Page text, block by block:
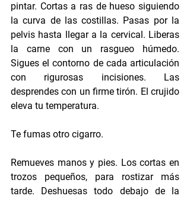
pintar. Cortas a ras de hueso siguiendo
la curva de las costillas. Pasas por la
pelvis hasta llegar a la cervical. Liberas
la carne con un rasgueo húmedo.
Sigues el contorno de cada articulación
con rigurosas incisiones. Las
desprendes con un firme tirón. El crujido
eleva tu temperatura.
Te fumas otro cigarro.
Remueves manos y pies. Los cortas en
trozos pequeños, para rostizar más
tarde. Deshuesas todo debajo de la